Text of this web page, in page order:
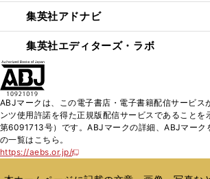
集英社アドナビ
集英社エディターズ・ラボ
ABJマークは、この電子書店・電子書籍配信サービス
ンツ使用許諾を得た正規版配信サービスであることを
第6091713号）です。ABJマークの詳細、ABJマーク
の一覧はこちら。
https://aebs.or.jp/
新
い